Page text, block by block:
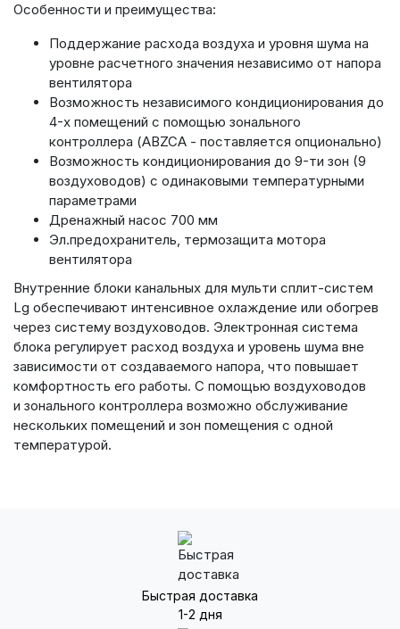
Особенности и преимущества:
Поддержание расхода воздуха и уровня шума на
уровне расчетного значения независимо от напора
вентилятора
Возможность независимого кондиционирования до
4-х помещений с помощью зонального
контроллера (ABZCA - поставляется опционально)
Возможность кондиционирования до 9-ти зон (9
воздуховодов) с одинаковыми температурными
параметрами
Дренажный насос 700 мм
Эл.предохранитель, термозащита мотора
вентилятора
Внутренние блоки канальных для мульти сплит-систем
Lg обеспечивают интенсивное охлаждение или обогрев
через систему воздуховодов. Электронная система
блока регулирует расход воздуха и уровень шума вне
зависимости от создаваемого напора, что повышает
комфортность его работы. С помощью воздуховодов
и зонального контроллера возможно обслуживание
нескольких помещений и зон помещения с одной
температурой.
Быстрая доставка
1-2 дня